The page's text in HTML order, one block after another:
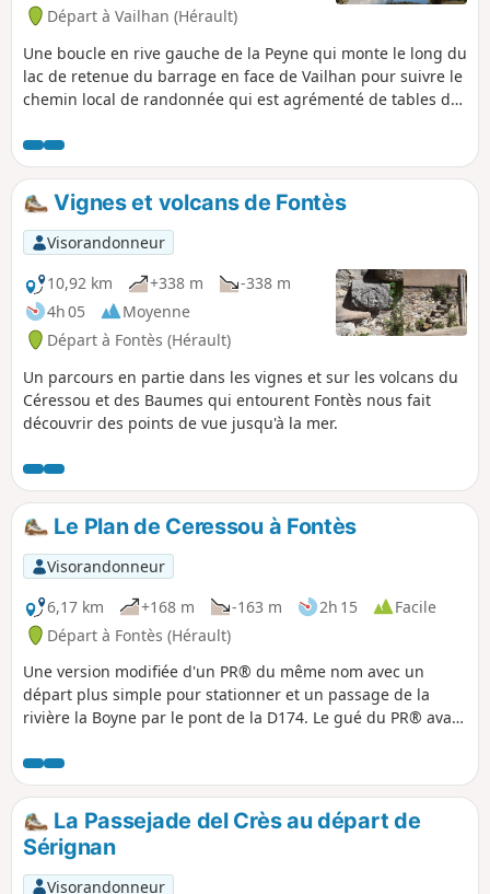
Départ à Vailhan (Hérault)
Une boucle en rive gauche de la Peyne qui monte le long du
lac de retenue du barrage en face de Vailhan pour suivre le
chemin local de randonnée qui est agrémenté de tables de
Vignes et volcans de Fontès
Visorandonneur
10,92 km
+338 m
-338 m
4h 05
Moyenne
Départ à Fontès (Hérault)
Un parcours en partie dans les vignes et sur les volcans du
Céressou et des Baumes qui entourent Fontès nous fait
découvrir des points de vue jusqu'à la mer.
Le Plan de Ceressou à Fontès
Visorandonneur
6,17 km
+168 m -163 m 2h 15
Facile
Départ à Fontès (Hérault)
Une version modifiée d'un PR® du même nom avec un
départ plus simple pour stationner et un passage de la
rivière la Boyne par le pont de la D174. Le gué du PR® avant
parcours est identique. Le Plan du Ceressou est un ancien
volcan. Curieusement, son nom a changé ces dernières
années pour l'IGN de Ceressou en Celessou.
La Passejade del Crès au départ de
Sérignan
Visorandonneur